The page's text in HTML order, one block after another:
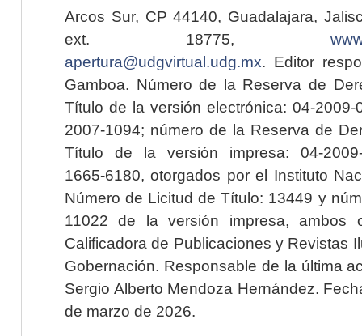
Arcos Sur, CP 44140, Guadalajara,
ext. 18775,
apertura@udgvirtual.udg.mx. Editor
Gamboa. Número de la Reserva de
Título de la versión electrónica: 04-2009-
2007-1094; número de la Reserva de
Título de la versión impresa: 04-2009-
1665-6180, otorgados por el Instituto
Número de Licitud de Título: 13449 y
11022 de la versión impresa, ambos
Calificadora de Publicaciones y Revistas
Gobernación. Responsable de la última
Sergio Alberto Mendoza Hernández.
de marzo de 2026.